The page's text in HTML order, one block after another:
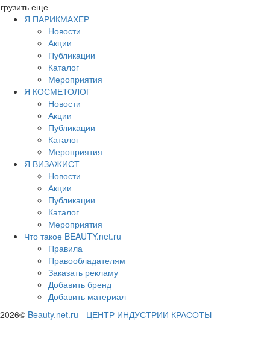
еще
Я ПАРИКМАХЕР
Новости
Акции
Публикации
Каталог
Мероприятия
Я КОСМЕТОЛОГ
Новости
Акции
Публикации
Каталог
Мероприятия
Я ВИЗАЖИСТ
Новости
Акции
Публикации
Каталог
Мероприятия
Что такое BEAUTY.net.ru
Правила
Правообладателям
Заказать рекламу
Добавить бренд
Добавить материал
2026© Beauty.net.ru - ЦЕНТР ИНДУСТРИИ КРАСОТЫ